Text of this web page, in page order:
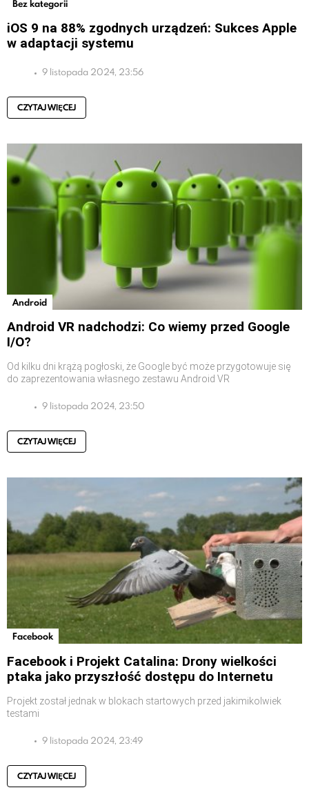
Bez kategorii
iOS 9 na 88% zgodnych urządzeń: Sukces Apple
w adaptacji systemu
9 listopada 2024, 23:56
CZYTAJ WIĘCEJ
Android
Android VR nadchodzi: Co wiemy przed Google
I/O?
Od kilku dni krążą pogłoski, że Google być może przygotowuje się
do zaprezentowania własnego zestawu Android VR
9 listopada 2024, 23:50
CZYTAJ WIĘCEJ
Facebook
Facebook i Projekt Catalina: Drony wielkości
ptaka jako przyszłość dostępu do Internetu
Projekt został jednak w blokach startowych przed jakimikolwiek
testami
9 listopada 2024, 23:49
CZYTAJ WIĘCEJ